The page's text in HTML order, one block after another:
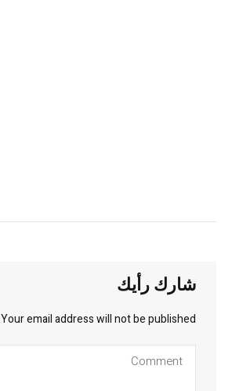
شارك رأيك
Your email address will not be published.